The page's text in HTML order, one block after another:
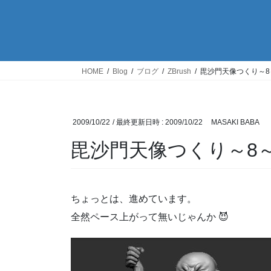
HOME Blog ブログ ZBrush 毘沙門天像つくり～8
2009/10/22 / 最終更新日時 : 2009/10/22 MASAKI BABA
毘沙門天像つくり～8
ちょっとは、進めています。
全然ペース上がって無いじゃんか 😈